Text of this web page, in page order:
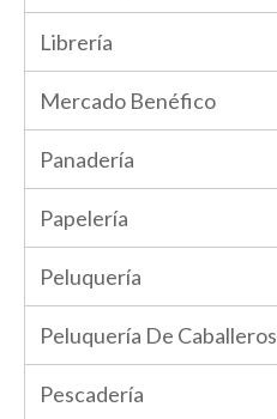
Librería
Mercado Benéfico
Panadería
Papelería
Peluquería
Peluquería De Caballeros
Pescadería